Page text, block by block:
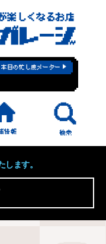
本日の忙し度メーター
します。